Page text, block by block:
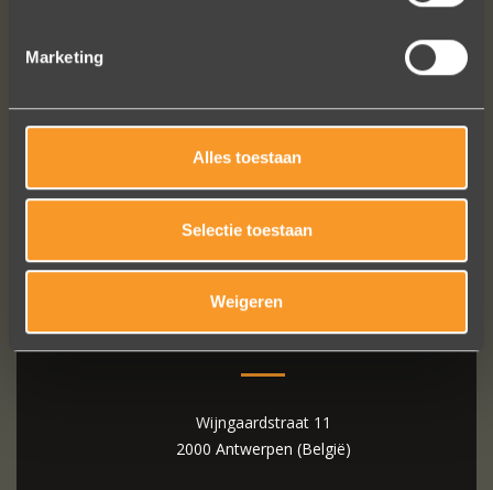
Marketing
Alles toestaan
Selectie toestaan
Weigeren
WIM MEEUSSEN
Wijngaardstraat 11
2000 Antwerpen (België)